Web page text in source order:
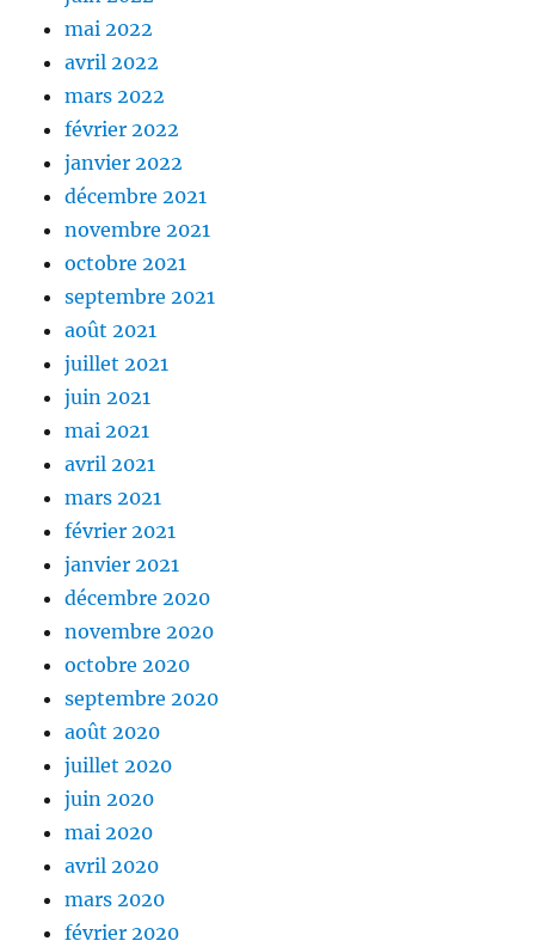
mai 2022
avril 2022
mars 2022
février 2022
janvier 2022
décembre 2021
novembre 2021
octobre 2021
septembre 2021
août 2021
juillet 2021
juin 2021
mai 2021
avril 2021
mars 2021
février 2021
janvier 2021
décembre 2020
novembre 2020
octobre 2020
septembre 2020
août 2020
juillet 2020
juin 2020
mai 2020
avril 2020
mars 2020
février 2020